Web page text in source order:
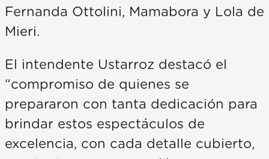
Fernanda Ottolini, Mamabora y Lola de
Mieri.
El intendente Ustarroz destacó el
“compromiso de quienes se
prepararon con tanta dedicación para
brindar estos espectáculos de
excelencia, con cada detalle cubierto,